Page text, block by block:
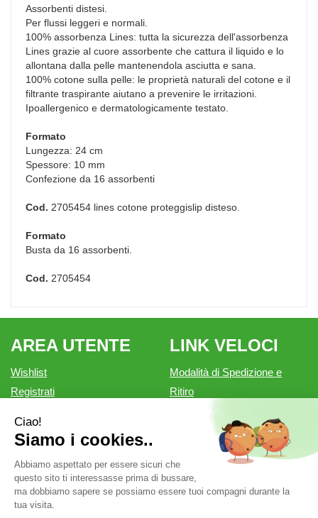
Assorbenti distesi.
Per flussi leggeri e normali.
100% assorbenza Lines: tutta la sicurezza dell'assorbenza
Lines grazie al cuore assorbente che cattura il liquido e lo
allontana dalla pelle mantenendola asciutta e sana.
100% cotone sulla pelle: le proprietà naturali del cotone e il
filtrante traspirante aiutano a prevenire le irritazioni.
Ipoallergenico e dermatologicamente testato.
Formato
Lungezza: 24 cm
Spessore: 10 mm
Confezione da 16 assorbenti
Cod. 2705454 lines cotone proteggislip disteso.
Formato
Busta da 16 assorbenti.
Cod. 2705454
AREA UTENTE
Wishlist
Registrati
Contatti
LINK VELOCI
Modalità di Spedizione e
Ritiro
Informativa privacy
Condizioni di vendita
Farmacia Outlet è un marchio di Farmacia Belforte Snc.
P.Iva: 02550810200 cod. fiscale: 02550810200 REA: MN-